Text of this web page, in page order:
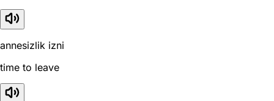
annesizlik izni
time to leave